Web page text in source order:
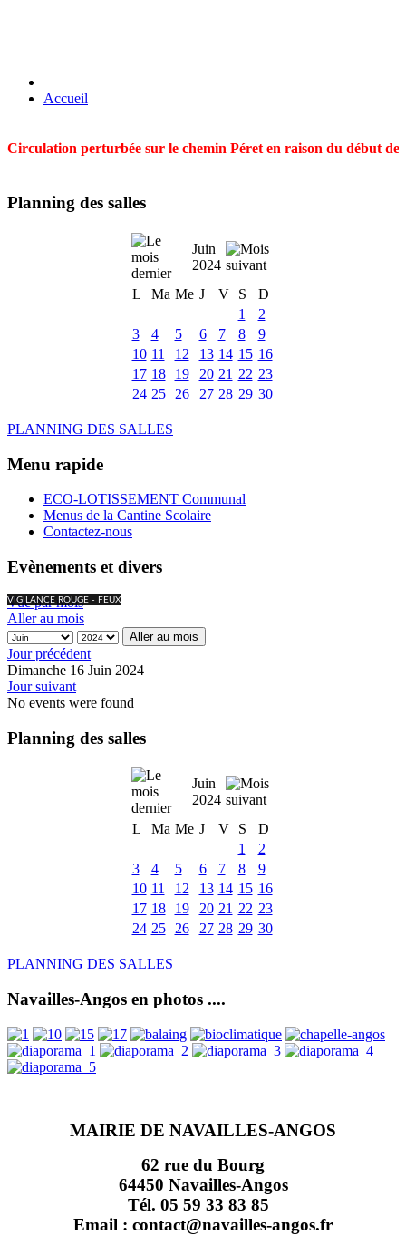
Accueil
Circulation perturbée sur le chemin Péret en raison du début
Planning des salles
Juin
2024
L
Ma Me J V S
D
1
2
3
4 5 6 7 8
9
10 11 12 13 14 15 16
17 18 19 20 21 22 23
24 25 26 27 28 29 30
PLANNING DES SALLES
Menu rapide
ECO-LOTISSEMENT Communal
Menus de la Cantine Scolaire
Contactez-nous
Evènements et divers
VIGILANCE ROUGE - FEUX
Vue par mois
Aller au mois
Aller au mois
Jour précédent
Dimanche 16 Juin 2024
Jour suivant
No events were found
Planning des salles
Juin
2024
L
Ma Me J V S
D
1
2
3
4 5 6 7 8
9
10 11 12 13 14 15 16
17 18 19 20 21 22 23
24 25 26 27 28 29 30
PLANNING DES SALLES
Navailles-Angos en photos ....
MAIRIE DE NAVAILLES-ANGOS
62 rue du Bourg
64450 Navailles-Angos
Tél. 05 59 33 83 85
Email : contact@navailles-angos.fr